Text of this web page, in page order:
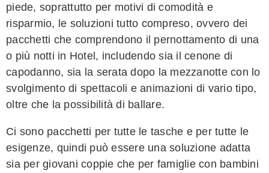
piede, soprattutto per motivi di comodità e
risparmio, le soluzioni tutto compreso, ovvero dei
pacchetti che comprendono il pernottamento di una
o più notti in Hotel, includendo sia il cenone di
capodanno, sia la serata dopo la mezzanotte con lo
svolgimento di spettacoli e animazioni di vario tipo,
oltre che la possibilità di ballare.
Ci sono pacchetti per tutte le tasche e per tutte le
esigenze, quindi può essere una soluzione adatta
sia per giovani coppie che per famiglie con bambini